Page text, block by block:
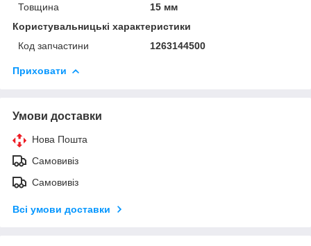
Товщина
15 мм
Користувальницькі характеристики
Код запчастини
1263144500
Приховати
Умови доставки
Нова Пошта
Самовивіз
Самовивіз
Всі умови доставки